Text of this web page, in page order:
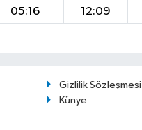
05:16 12:09
Gizlilik Sözleşmesi
Künye